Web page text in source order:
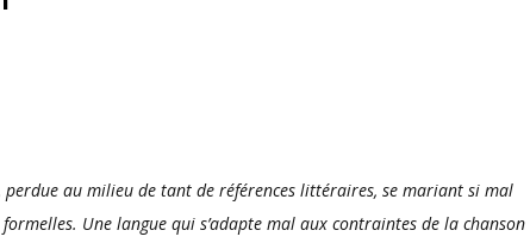
perdue au milieu de tant de références littéraires, se mariant si mal
Une langue qui s’adapte mal aux contraintes de la chanson